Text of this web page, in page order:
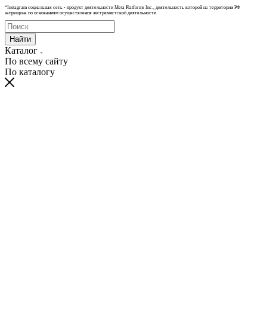
*Instagram cоциальная сеть - продукт деятельности Meta Platforms Inc., деятельность которой на территории РФ
запрещена по основаниям осуществления экстремистской деятельности
Найти
Каталог
По всему сайту
По каталогу